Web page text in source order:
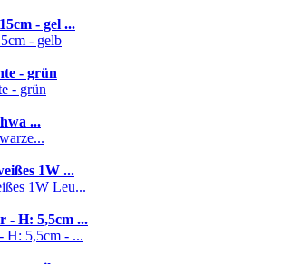
- gel ...
- grün
...
1W ...
- H: 5,5cm ...